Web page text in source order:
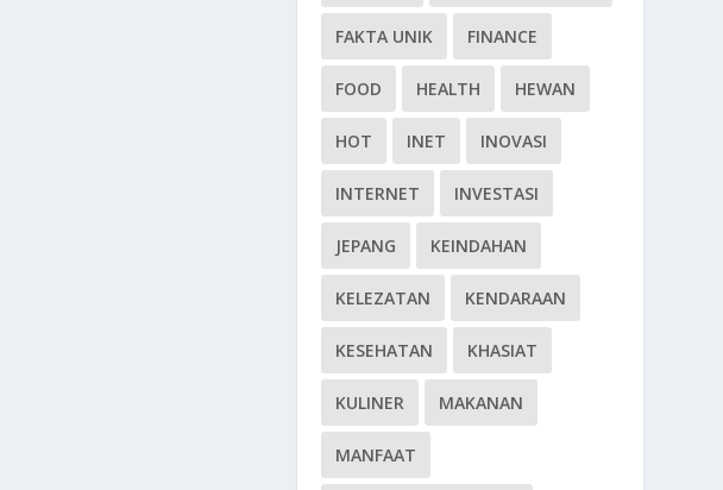
FAKTA UNIK FINANCE
FOOD HEALTH HEWAN
HOT INET INOVASI
INTERNET INVESTASI
JEPANG KEINDAHAN
KELEZATAN KENDARAAN
KESEHATAN KHASIAT
KULINER MAKANAN
MANFAAT